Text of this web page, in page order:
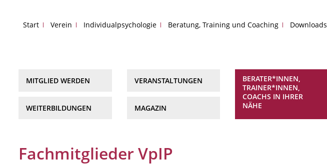
Start Verein Individualpsychologie Beratung, Training und Coaching Downloads
MITGLIED WERDEN
WEITERBILDUNGEN
VERANSTALTUNGEN
MAGAZIN
BERATER*INNEN,
TRAINER*INNEN,
COACHS IN IHRER
NÄHE
Fachmitglieder VpIP